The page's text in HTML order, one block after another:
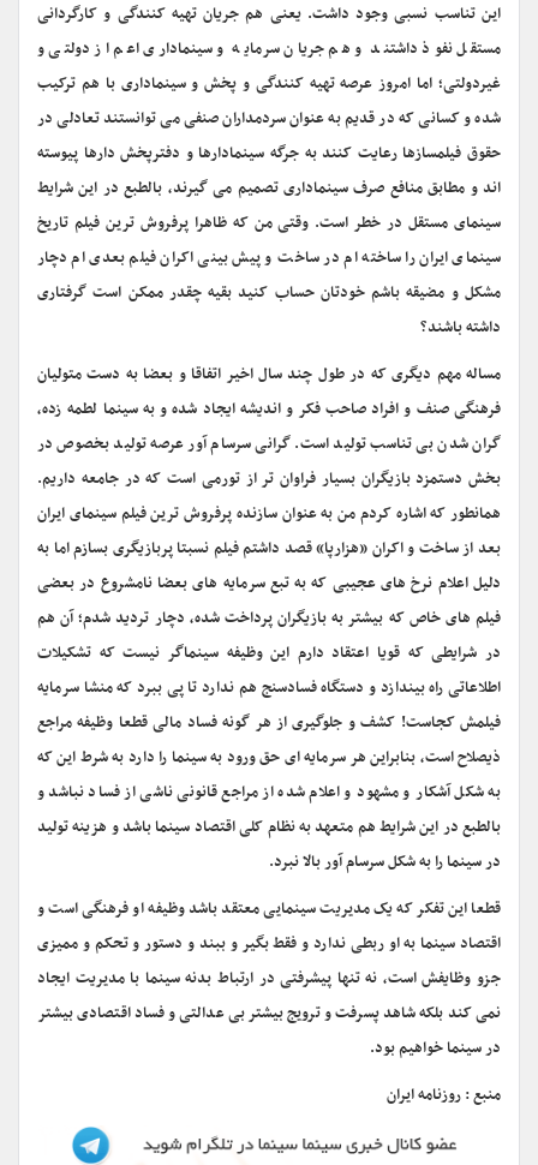
این تناسب نسبی وجود داشت. یعنی هم جریان تهیه کنندگی و کارگردانی
مستقل نفوذ داشتند و هم جریان سرمایه و سینماداری اعم از دولتی و
غیردولتی؛ اما امروز عرصه تهیه کنندگی و پخش و سینماداری با هم ترکیب
شده و کسانی که در قدیم به عنوان سردمداران صنفی می توانستند تعادلی در
حقوق فیلمسازها رعایت کنند به جرگه سینمادارها و دفترپخش دارها پیوسته
اند و مطابق منافع صرف سینماداری تصمیم می گیرند، بالطبع در این شرایط
سینمای مستقل در خطر است. وقتی من که ظاهرا پرفروش ترین فیلم تاریخ
سینمای ایران را ساخته ام در ساخت و پیش بینی اکران فیلم بعدی ام دچار
مشکل و مضیقه باشم خودتان حساب کنید بقیه چقدر ممکن است گرفتاری
داشته باشند؟
مساله مهم دیگری که در طول چند سال اخیر اتفاقا و بعضا به دست متولیان
فرهنگی صنف و افراد صاحب فکر و اندیشه ایجاد شده و به سینما لطمه زده،
گران شدن بی تناسب تولید است. گرانی سرسام آور عرصه تولید بخصوص در
بخش دستمزد بازیگران بسیار فراوان تر از تورمی است که در جامعه داریم.
همانطور که اشاره کردم من به عنوان سازنده پرفروش ترین فیلم سینمای ایران
بعد از ساخت و اکران «هزارپا» قصد داشتم فیلم نسبتا پربازیگری بسازم اما به
دلیل اعلام نرخ های عجیبی که به تبع سرمایه های بعضا نامشروع در بعضی
فیلم های خاص که بیشتر به بازیگران پرداخت شده، دچار تردید شدم؛ آن هم
در شرایطی که قویا اعتقاد دارم این وظیفه سینماگر نیست که تشکیلات
اطلاعاتی راه بیندازد و دستگاه فسادسنج هم ندارد تا پی ببرد که منشا سرمایه
فیلمش کجاست! کشف و جلوگیری از هر گونه فساد مالی قطعا وظیفه مراجع
ذیصلاح است، بنابراین هر سرمایه ای حق ورود به سینما را دارد به شرط این که
به شکل آشکار و مشهود و اعلام شده از مراجع قانونی ناشی از فساد نباشد و
بالطبع در این شرایط هم متعهد به نظام کلی اقتصاد سینما باشد و هزینه تولید
در سینما را به شکل سرسام آور بالا نبرد.
قطعا این تفکر که یک مدیریت سینمایی معتقد باشد وظیفه او فرهنگی است و
اقتصاد سینما به او ربطی ندارد و فقط بگیر و ببند و دستور و تحکم و ممیزی
جزو وظایفش است، نه تنها پیشرفتی در ارتباط بدنه سینما با مدیریت ایجاد
نمی کند بلکه شاهد پسرفت و ترویج بیشتر بی عدالتی و فساد اقتصادی بیشتر
در سینما خواهیم بود.
منبع : روزنامه ایران